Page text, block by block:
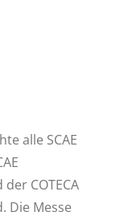
alle SCAE
COTECA
Die Messe